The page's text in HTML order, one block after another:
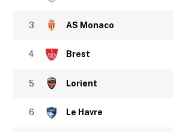
3 AS Monaco
4 Brest
5 Lorient
6 Le Havre